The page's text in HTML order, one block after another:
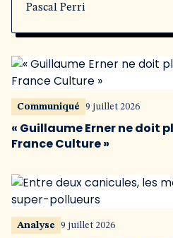
Pascal Perri
Communiqué 9 juillet 2026
« Guillaume Erner ne doit
France Culture »
Analyse 9 juillet 2026